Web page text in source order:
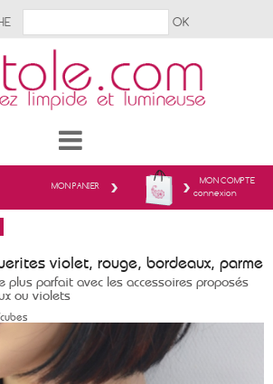
MON COMPTE
connexion
MON PANIER
violet, rouge, bordeaux, parme
plus parfait avec les accessoires proposés
ou violets